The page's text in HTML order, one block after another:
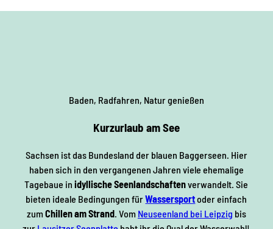
Baden, Radfahren, Natur genießen
Kurzurlaub am See
Sachsen ist das Bundesland der blauen Baggerseen. Hier
haben sich in den vergangenen Jahren viele ehemalige
Tagebaue inidyllische Seenlandschaftenverwandelt. Sie
bieten ideale Bedingungen fürWassersportoder einfach
zum Chillen am Strand. Vom Neuseenland bei Leipzig bis